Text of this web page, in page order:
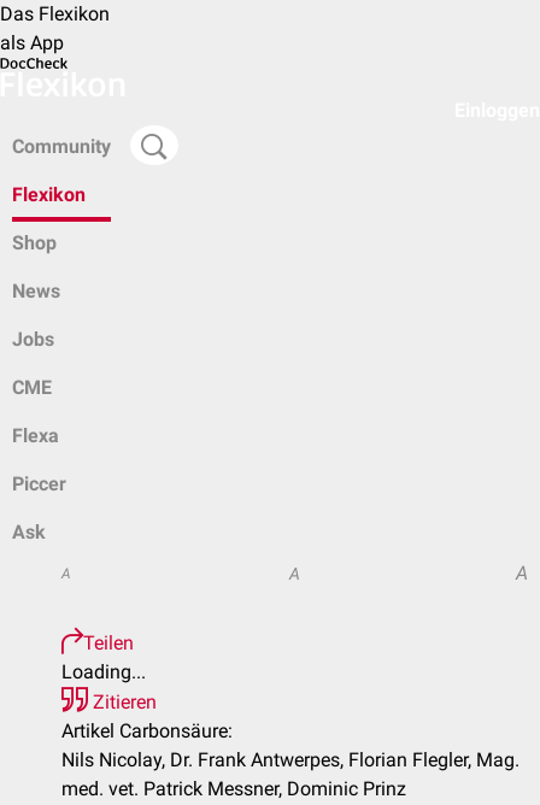
Das Flexikon
als App
Community
Flexikon
Shop
News
Jobs
CME
Flexa
Piccer
Ask
A A A
Teilen
Loading...
Zitieren
Artikel Carbonsäure:
Nils Nicolay, Dr. Frank Antwerpes, Florian Flegler, Mag.
med. vet. Patrick Messner, Dominic Prinz